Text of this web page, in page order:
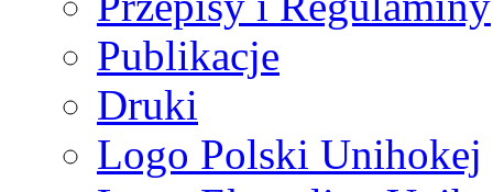
Publikacje
Druki
Logo Polski Unihokej